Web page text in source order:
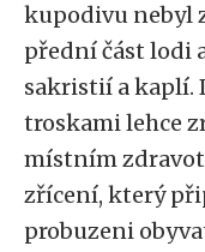
kupodivu nebyl
přední část lodi
sakristií a kaplí.
troskami lehce
místním
zřícení, který
probuzeni